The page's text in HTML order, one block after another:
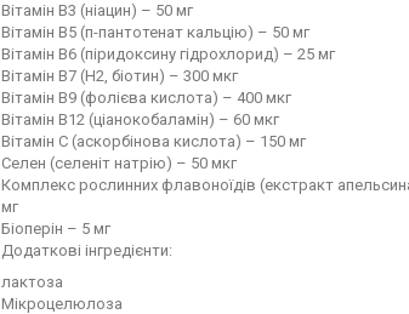
Вітамін В3 (ніацин) – 50 мг
Вітамін В5 (п-пантотенат кальцію) – 50 мг
Вітамін В6 (піридоксину гідрохлорид) – 25 мг
Вітамін В7 (Н2, біотин) – 300 мкг
Вітамін В9 (фолієва кислота) – 400 мкг
Вітамін B12 (ціанокобаламін) – 60 мкг
Вітамін С (аскорбінова кислота) – 150 мг
Селен (селеніт натрію) – 50 мкг
Комплекс рослинних флавоноїдів (екстракт
мг
Біоперін – 5 мг
Додаткові інгредієнти:
лактоза
Мікроцелюлоза